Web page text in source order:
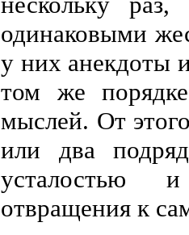
одинаковыми
у них анекдоты
том же
мыслей. От
или два
усталостью
отвращения к